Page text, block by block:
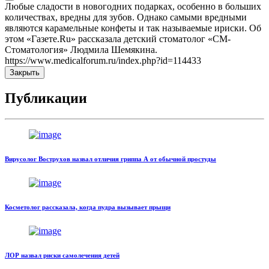
Любые сладости в новогодних подарках, особенно в больших
количествах, вредны для зубов. Однако самыми вредными
являются карамельные конфеты и так называемые ириски. Об
этом «Газете.Ru» рассказала детский стоматолог «СМ-
Стоматология» Людмила Шемякина.
https://www.medicalforum.ru/index.php?id=114433
Закрыть
Публикации
Вирусолог Вострухов назвал отличия гриппа А от обычной простуды
Косметолог рассказала, когда пудра вызывает прыщи
ЛОР назвал риски самолечения детей